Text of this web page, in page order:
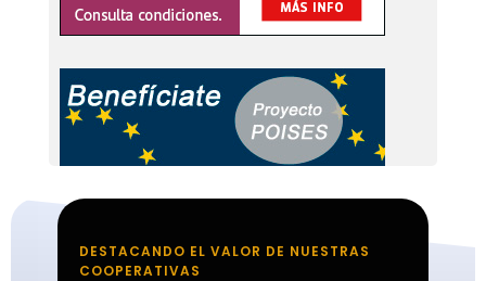
DESTACANDO EL VALOR DE NUESTRAS
COOPERATIVAS